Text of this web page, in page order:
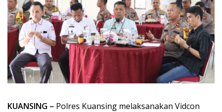
KUANSING – Polres Kuansing melaksanakan Vidcon